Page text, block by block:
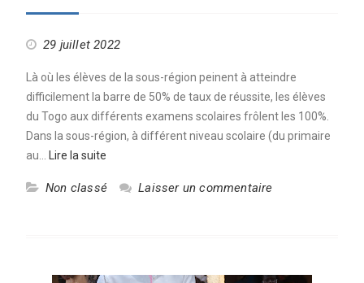
29 juillet 2022
Là où les élèves de la sous-région peinent à atteindre
difficilement la barre de 50% de taux de réussite, les élèves
du Togo aux différents examens scolaires frôlent les 100%.
Dans la sous-région, à différent niveau scolaire (du primaire
au…
Lire la suite
Non classé Laisser un commentaire